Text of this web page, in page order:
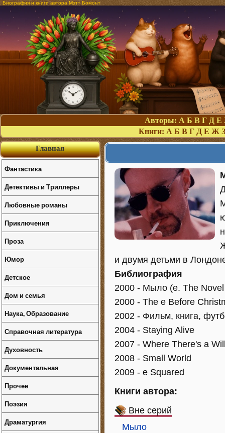
Биография и книги автора Мэтт Бомонт
Авторы: А Б В Г Д Е
Книги: А Б В Г Д Е Ж З
и двумя детьми в
Библиография
2000 - Мыло (e. The
2000 - The e Before
2002 - Фильм, книга,
2004 - Staying Alive
2007 - Where There's a
2008 - Small World
2009 - e Squared
Книги автора:
Вне серий
Мыло
Главная
Фантастика
Детективы и Триллеры
Любовные романы
Приключения
Проза
Юмор
Детское
Дом и семья
Наука, Образование
Справочная литература
Духовность
Документальная
Прочее
Поэзия
Драматургия